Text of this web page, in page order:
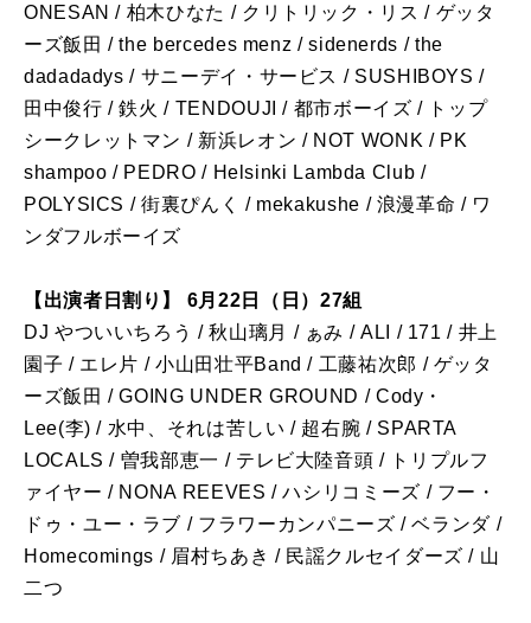
ONESAN / 柏木ひなた / クリトリック・リス / ゲッタ
ーズ飯田 / the bercedes menz / sidenerds / the
dadadadys / サニーデイ・サービス / SUSHIBOYS /
田中俊行 / 鉄火 / TENDOUJI / 都市ボーイズ / トップ
シークレットマン / 新浜レオン / NOT WONK / PK
shampoo / PEDRO / Helsinki Lambda Club /
POLYSICS / 街裏ぴんく / mekakushe / 浪漫革命 / ワ
ンダフルボーイズ
【出演者日割り】 6月22日（日）27組
DJ やついいちろう / 秋山璃月 / ぁみ / ALI / 171 / 井上
園子 / エレ片 / 小山田壮平Band / 工藤祐次郎 / ゲッタ
ーズ飯田 / GOING UNDER GROUND / Cody・
Lee(李) / 水中、それは苦しい / 超右腕 / SPARTA
LOCALS / 曽我部恵一 / テレビ大陸音頭 / トリプルフ
ァイヤー / NONA REEVES / ハシリコミーズ / フー・
ドゥ・ユー・ラブ / フラワーカンパニーズ / ベランダ /
Homecomings / 眉村ちあき / 民謡クルセイダーズ / 山
二つ